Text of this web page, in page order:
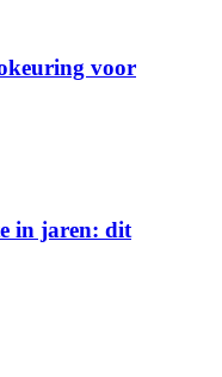
voor
in jaren: dit